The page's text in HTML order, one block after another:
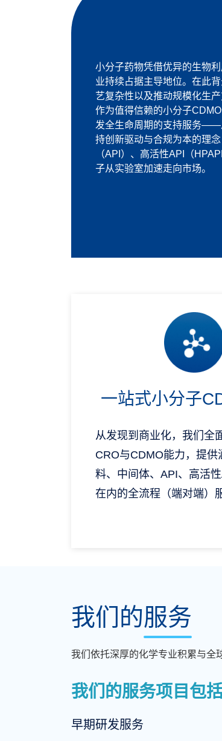
小分子药物凭借优异的生物
业持续占据主导地位。在此
艺复杂性以及推动规模化生
作为值得信赖的小分子
发全生命周期的支持服务——
持创新驱动与合规为本的理
（API）、高活性API（
子从实验室加速走向市场。
一站式小分子
从发现到商业化，我们全
CRO与CDMO能力，提供
料、中间体、API、高活
在内的全流程（端对端）
我们的服务
我们依托深厚的化学专业积累与全
我们的服务项目包
早期研发服务